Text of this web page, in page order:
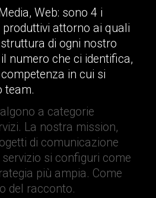
Web: sono 4 i
attorno ai quali
di ogni nostro
numero che ci identifica,
in cui si
team.
a categorie
La nostra mission,
di comunicazione
si configuri come
più ampia. Come
del racconto.